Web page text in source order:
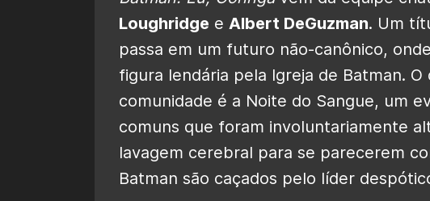
Loughridge e Albert DeGuzman. Um
passa em um futuro não-canônico,
figura lendária pela Igreja de Batman. O
comunidade é a Noite do Sangue, um
comuns que foram involuntariamente
lavagem cerebral para se parecerem
Batman são caçados pelo líder